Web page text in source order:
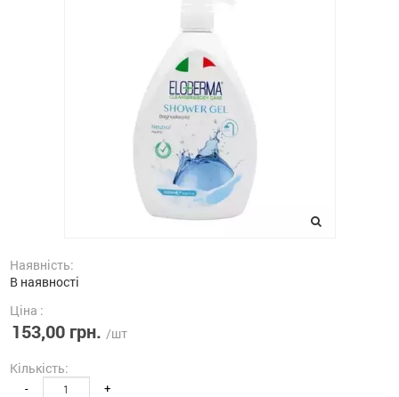
Наявність:
В наявності
Ціна :
153,00 грн. /шт
Кількість:
- +